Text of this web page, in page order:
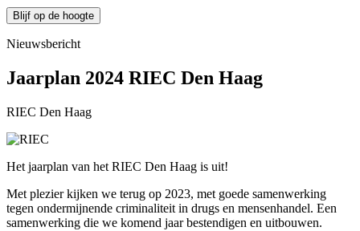
Blijf op de hoogte
Nieuwsbericht
Jaarplan 2024 RIEC Den Haag
RIEC Den Haag
Het jaarplan van het RIEC Den Haag is uit!
Met plezier kijken we terug op 2023, met goede samenwerking
tegen ondermijnende criminaliteit in drugs en mensenhandel. Een
samenwerking die we komend jaar bestendigen en uitbouwen.